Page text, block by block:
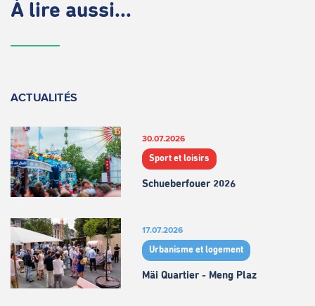
À lire aussi...
ACTUALITÉS
30.07.2026
Sport et loisirs
Schueberfouer 2026
17.07.2026
Urbanisme et logement
Mäi Quartier - Meng Plaz